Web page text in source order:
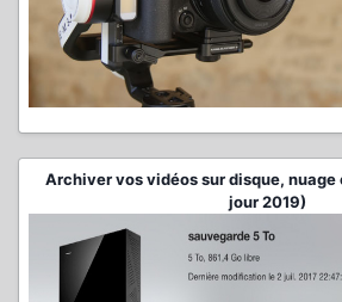
Archiver vos vidéos sur disque, nuage
jour 2019)